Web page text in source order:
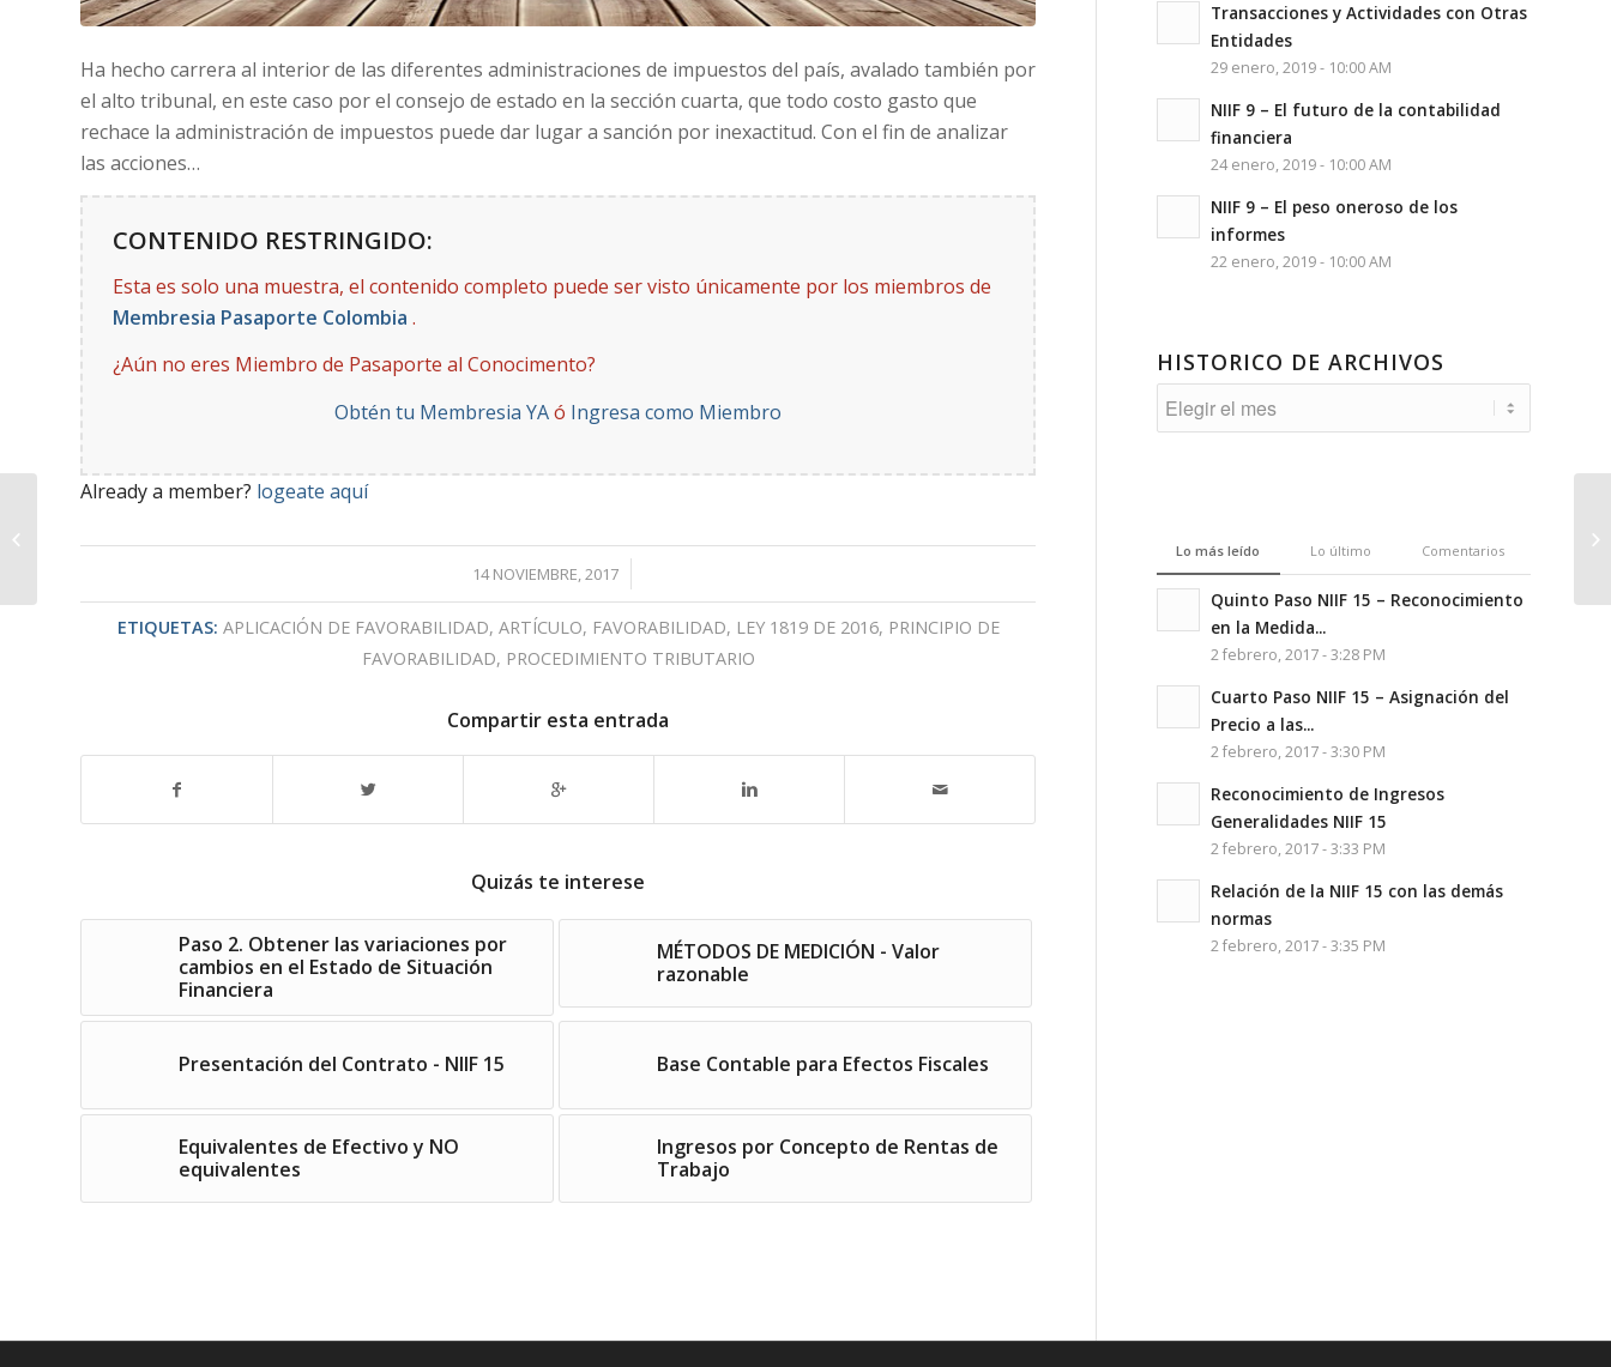
Ha hecho carrera al interior de las diferentes administraciones de impuestos del país, avalado también por
el alto tribunal, en este caso por el consejo de estado en la sección cuarta, que todo costo gasto que
rechace la administración de impuestos puede dar lugar a sanción por inexactitud. Con el fin de analizar
las acciones…
CONTENIDO RESTRINGIDO:
Esta es solo una muestra, el contenido completo puede ser visto únicamente por los miembros de
Membresia Pasaporte Colombia .
¿Aún no eres Miembro de Pasaporte al Conocimento?
Obtén tu Membresia YAó Ingresa como Miembro
Already a member? logeate aquí
14 NOVIEMBRE, 2017
/
ETIQUETAS: APLICACIÓN DE FAVORABILIDAD, ARTÍCULO, FAVORABILIDAD, LEY 1819 DE 2016, PRINCIPIO DE
FAVORABILIDAD, PROCEDIMIENTO TRIBUTARIO
Compartir esta entrada
Quizás te interese
Paso 2. Obtener las variaciones por
cambios en el Estado de Situación
Financiera
MÉTODOS DE MEDICIÓN - Valor
razonable
Presentación del Contrato - NIIF 15 Base Contable para Efectos Fiscales
Equivalentes de Efectivo y NO
equivalentes
Ingresos por Concepto de Rentas de
Trabajo
Transacciones y Actividades con Otras
Entidades
29 enero, 2019 - 10:00 AM
NIIF 9 – El futuro de la contabilidad
financiera
24 enero, 2019 - 10:00 AM
NIIF 9 – El peso oneroso de los
informes
22 enero, 2019 - 10:00 AM
HISTORICO DE ARCHIVOS
Lo más leído Lo último Comentarios
Quinto Paso NIIF 15 – Reconocimiento
en la Medida...
2 febrero, 2017 - 3:28 PM
Cuarto Paso NIIF 15 – Asignación del
Precio a las...
2 febrero, 2017 - 3:30 PM
Reconocimiento de Ingresos
Generalidades NIIF 15
2 febrero, 2017 - 3:33 PM
Relación de la NIIF 15 con las demás
normas
2 febrero, 2017 - 3:35 PM